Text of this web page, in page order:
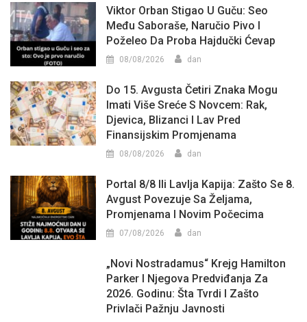
Viktor Orban Stigao U Guču: Seo
Među Saboraše, Naručio Pivo I
Poželeo Da Proba Hajdučki Ćevap
08/08/2026 dan
Do 15. Avgusta Četiri Znaka Mogu
Imati Više Sreće S Novcem: Rak,
Djevica, Blizanci I Lav Pred
Finansijskim Promjenama
08/08/2026 dan
Portal 8/8 Ili Lavlja Kapija: Zašto Se 8.
Avgust Povezuje Sa Željama,
Promjenama I Novim Počecima
07/08/2026 dan
„Novi Nostradamus“ Krejg Hamilton
Parker I Njegova Predviđanja Za
2026. Godinu: Šta Tvrdi I Zašto
Privlači Pažnju Javnosti